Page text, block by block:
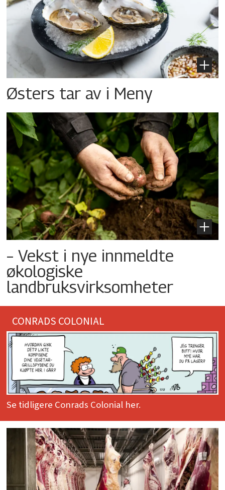
Østers tar av i Meny
– Vekst i nye innmeldte
økologiske
landbruksvirksomheter
CONRADS COLONIAL
Se tidligere Conrads Colonial her.